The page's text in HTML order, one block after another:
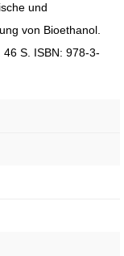
und
von Bioethanol.
S. ISBN: 978-3-